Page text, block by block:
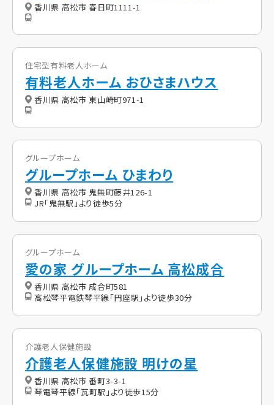
香川県 高松市 春日町1111-1
住宅型有料老人ホーム
有料老人ホーム おひさまハウス
香川県 高松市 東山崎町971-1
グループホーム
グループホーム ひまわり
香川県 高松市 鬼無町藤井126-1
JR「鬼無駅」より徒歩5分
グループホーム
愛の家 グループホーム 高松成合
香川県 高松市 成合町581
高松琴平電鉄琴平線「円座駅」より徒歩30分
介護老人保健施設
介護老人保健施設 明けの星
香川県 高松市 番町3-3-1
琴電琴平線「瓦町駅」より徒歩15分